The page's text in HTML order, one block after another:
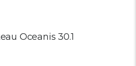
Oceanis 30.1